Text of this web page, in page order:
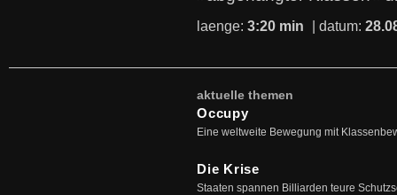
laenge: 3:20 min | datum:
aktuelle themen
Occupy
Eine weltweite Bewegung mit
Die Krise
Staaten spannen Billiarden teure